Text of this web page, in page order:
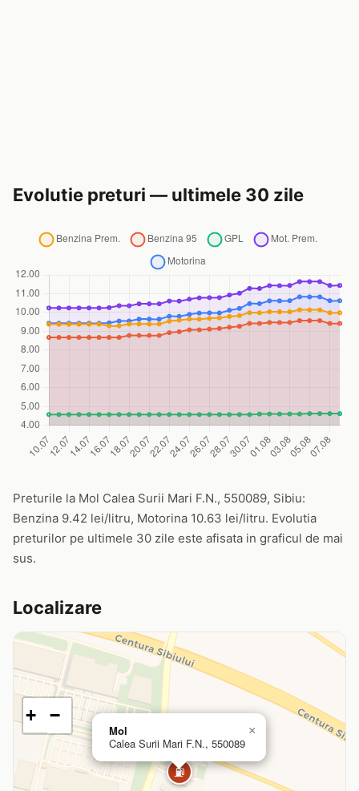
Evolutie preturi — ultimele 30 zile
Preturile la Mol Calea Surii Mari F.N., 550089, Sibiu:
Benzina 9.42 lei/litru, Motorina 10.63 lei/litru. Evolutia
preturilor pe ultimele 30 zile este afisata in graficul de mai
sus.
Localizare
⛽
Mol
Calea Surii Mari F.N., 550089
×
+ −